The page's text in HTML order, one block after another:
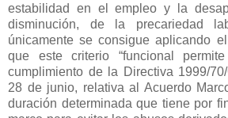
estabilidad en el empleo y la
disminución, de la precariedad
únicamente se consigue aplicando
que este criterio “funcional
cumplimiento de la Directiva 1999/
28 de junio, relativa al Acuerdo
duración determinada que tiene por